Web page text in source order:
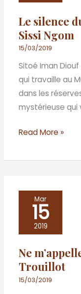
Le silence
Sissi Ngom
15/03/2019
Sitoé Iman
qui travaille au
dans les
mystérieuse qui
–
Fatoumata
Sissi
Ngom
Read More »
Mar
15
2019
Ne
Trouillot
15/03/2019
m’appelle
–
Lyonel
Trouillot